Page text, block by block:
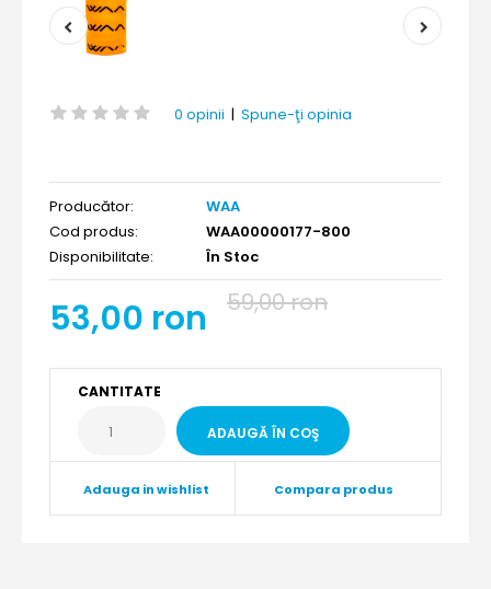
0 opinii | Spune-ţi opinia
Producător:
WAA
Cod produs:
WAA00000177-800
Disponibilitate:
În Stoc
53,00 ron 59,00 ron
CANTITATE
Adauga in wishlist Compara produs